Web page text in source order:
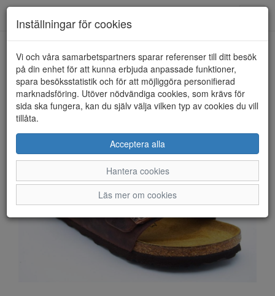
HEM BIRKENSTOCK
Inställningar för cookies
Vi och våra samarbetspartners sparar referenser till ditt besök
på din enhet för att kunna erbjuda anpassade funktioner,
spara besöksstatistik och för att möjliggöra personifierad
marknadsföring. Utöver nödvändiga cookies, som krävs för
sida ska fungera, kan du själv välja vilken typ av cookies du vill
tillåta.
Acceptera alla
Hantera cookies
Läs mer om cookies